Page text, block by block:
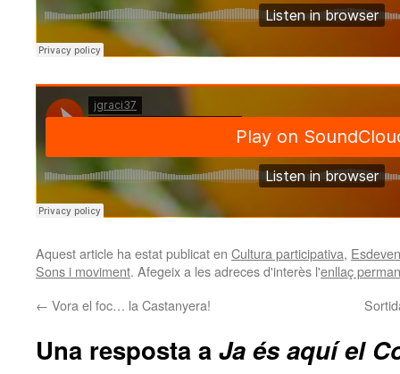
Aquest article ha estat publicat en Cultura participativa,
Sons i moviment. Afegeix a les adreces d'interès l'enllaç
← Vora el foc… la Castanyera!
Una resposta a Ja és aquí el